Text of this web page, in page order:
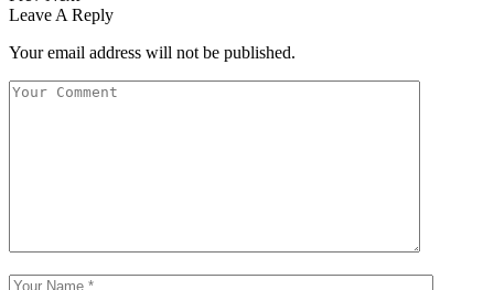
Leave A Reply
Your email address will not be published.